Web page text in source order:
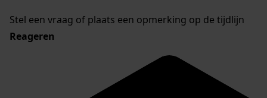
Stel een vraag of plaats een opmerking op de tijdlijn
Reageren